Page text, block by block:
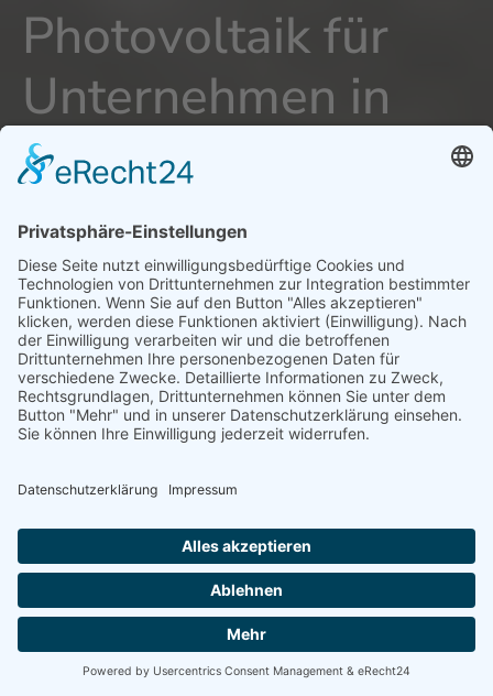
Photovoltaik für
Unternehmen in
Murrhardt -
Energetische
Sanierung Bayern
Maximale Energieeffizienz für Ihr
Unternehmen
Willkommen bei Energetische Sanierung Bayern –
Ihrem Experten für Photovoltaik für Unternehmen in
Murrhardt, speziell für Gewerbekunden und Betriebe
Full-Service-Ansatz garantiert Ihnen eine sorgenfreie
bis zur finalen Inbetriebnahme.
100% kostenloses Erstgespräch